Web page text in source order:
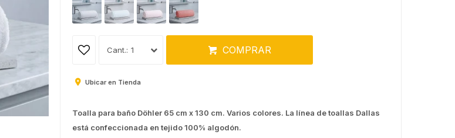
1 COMPRAR
Ubicar en Tienda
Toalla para baño Döhler 65 cm x 130 cm. Varios colores. La línea de toallas Dallas
está confeccionada en tejido 100% algodón.